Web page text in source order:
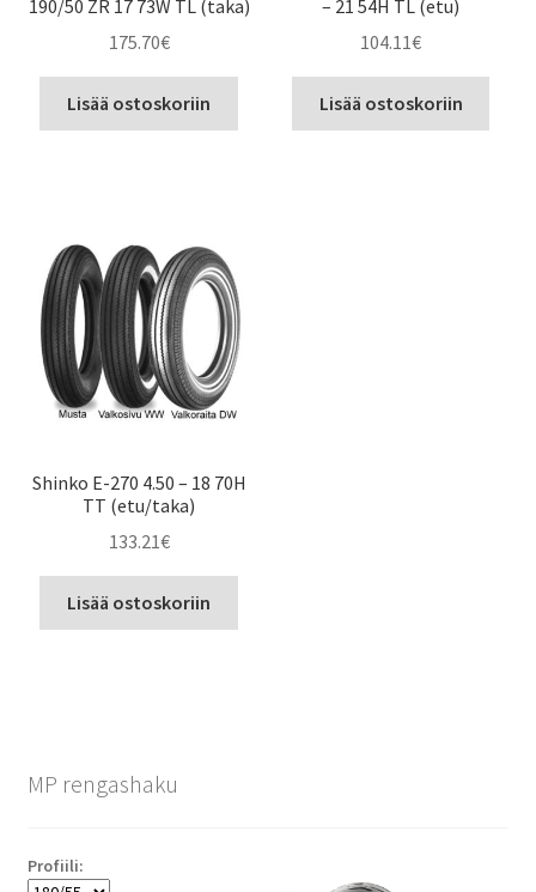
190/50 ZR 17 73W TL (taka)
175.70€
Lisää ostoskoriin
– 21 54H TL (etu)
104.11€
Lisää ostoskoriin
Shinko E-270 4.50 – 18 70H
TT (etu/taka)
133.21€
Lisää ostoskoriin
MP rengashaku
Profiili: